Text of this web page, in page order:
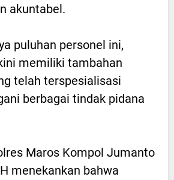
akuntabel.
puluhan personel ini,
memiliki tambahan
telah terspesialisasi
berbagai tindak pidana
Maros Kompol Jumanto
menekankan bahwa